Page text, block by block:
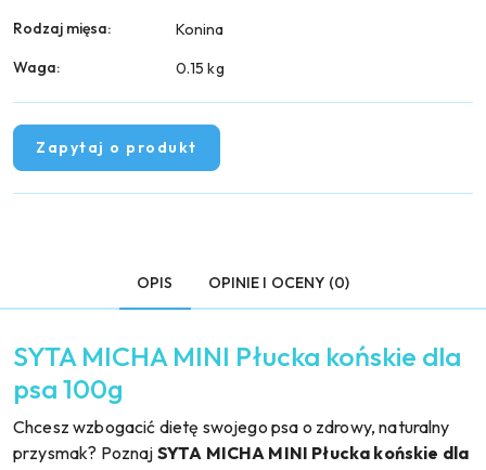
Rodzaj mięsa:
Konina
Waga:
0.15 kg
Zapytaj o produkt
OPIS OPINIE I OCENY (0)
SYTA MICHA MINI Płucka końskie dla
psa 100g
Chcesz wzbogacić dietę swojego psa o zdrowy, naturalny
przysmak? Poznaj SYTA MICHA MINI Płucka końskie dla